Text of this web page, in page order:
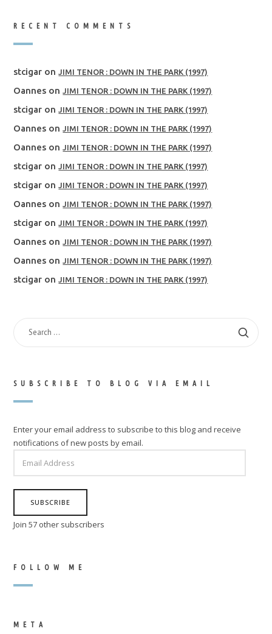
RECENT COMMENTS
stcigar onJIMI TENOR : DOWN IN THE PARK (1997)
Oannes onJIMI TENOR : DOWN IN THE PARK (1997)
stcigar onJIMI TENOR : DOWN IN THE PARK (1997)
Oannes onJIMI TENOR : DOWN IN THE PARK (1997)
Oannes onJIMI TENOR : DOWN IN THE PARK (1997)
stcigar onJIMI TENOR : DOWN IN THE PARK (1997)
stcigar onJIMI TENOR : DOWN IN THE PARK (1997)
Oannes onJIMI TENOR : DOWN IN THE PARK (1997)
stcigar onJIMI TENOR : DOWN IN THE PARK (1997)
Oannes onJIMI TENOR : DOWN IN THE PARK (1997)
Oannes onJIMI TENOR : DOWN IN THE PARK (1997)
stcigar onJIMI TENOR : DOWN IN THE PARK (1997)
SEARCH
FOR:
SUBSCRIBE TO BLOG VIA EMAIL
Enter your email address to subscribe to this blog and receive
notifications of new posts by email.
ADDRESS
SUBSCRIBE
Join 57 other subscribers
FOLLOW ME
META